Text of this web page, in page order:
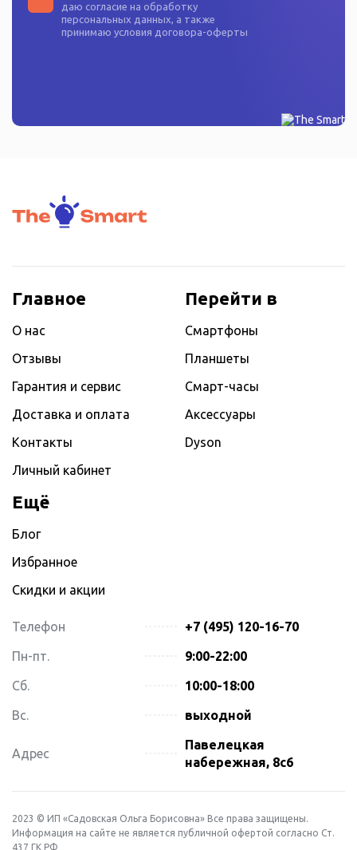
даю согласие на обработку
персональных данных, а также
принимаю условия договора-оферты
Главное
О нас
Отзывы
Гарантия и сервис
Доставка и оплата
Контакты
Личный кабинет
Перейти в
Смартфоны
Планшеты
Смарт-часы
Аксессуары
Dyson
Ещё
Блог
Избранное
Скидки и акции
Телефон +7 (495) 120-16-70
Пн-пт. 9:00-22:00
Сб. 10:00-18:00
Вс. выходной
Адрес
Павелецкая
набережная, 8с6
2023 © ИП «Садовская Ольга Борисовна» Все права защищены.
Информация на сайте не является публичной офертой согласно Ст.
437 ГК РФ